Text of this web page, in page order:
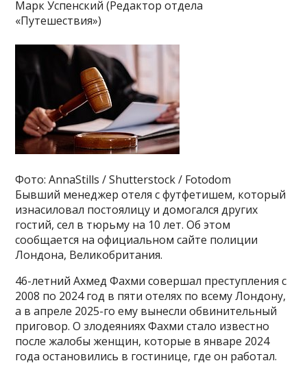
Марк Успенский (Редактор отдела
«Путешествия»)
Фото: AnnaStills / Shutterstock / Fotodom
Бывший менеджер отеля с футфетишем, который
изнасиловал постоялицу и домогался других
гостий, сел в тюрьму на 10 лет. Об этом
сообщается на официальном сайте полиции
Лондона, Великобритания.
46-летний Ахмед Фахми совершал преступления с
2008 по 2024 год в пяти отелях по всему Лондону,
а в апреле 2025-го ему вынесли обвинительный
приговор. О злодеяниях Фахми стало известно
после жалобы женщин, которые в январе 2024
года остановились в гостинице, где он работал.